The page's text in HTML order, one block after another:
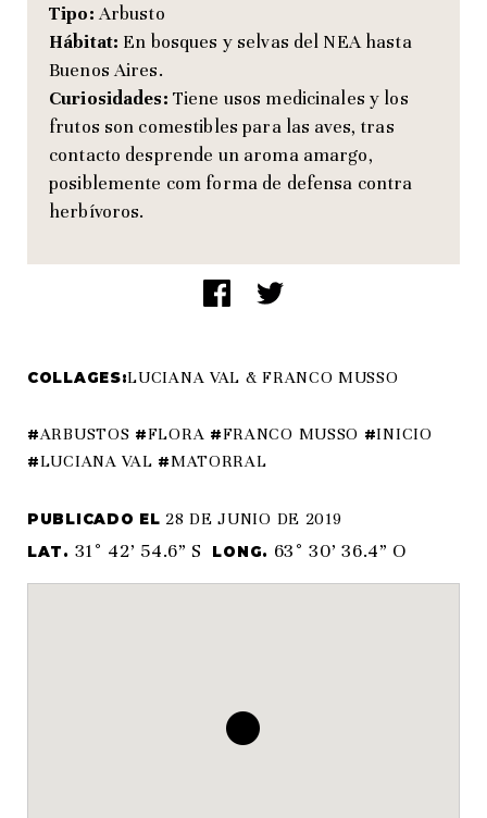
Tipo:Arbusto
Hábitat: En bosques y selvas del NEA hasta
Buenos Aires.
Curiosidades: Tiene usos medicinales y los
frutos son comestibles para las aves, tras
contacto desprende un aroma amargo,
posiblemente com forma de defensa contra
herbívoros.
COLLAGES:LUCIANA VAL &FRANCO MUSSO
ARBUSTOS FLORA FRANCO MUSSO
INICIO
LUCIANA VAL
MATORRAL
PUBLICADO EL 28 DE JUNIO DE 2019
LAT. 31° 42’ 54.6” S LONG. 63° 30’ 36.4” O